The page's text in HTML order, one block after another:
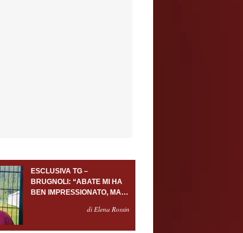
ESCLUSIVA TG –
BRUGNOLI: “ABATE MI HA
BEN IMPRESSIONATO, MA
PORTIERE SERVONOdi Elena Rossin